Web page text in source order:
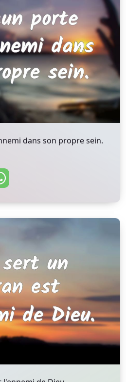
dans son propre sein.